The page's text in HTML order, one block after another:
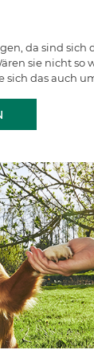
da sind sich
sie nicht so
das auch